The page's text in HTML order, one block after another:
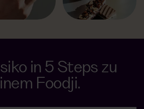
in 5 Steps zu
Foodji.